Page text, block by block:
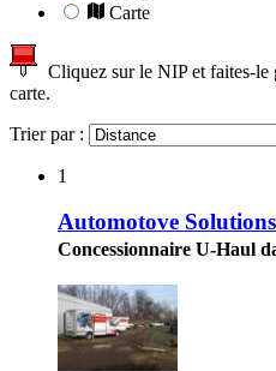
Carte
Cliquez sur le NIP et faites-le
carte.
Trier par :
1
Automotove Solutions
Concessionnaire U-Haul